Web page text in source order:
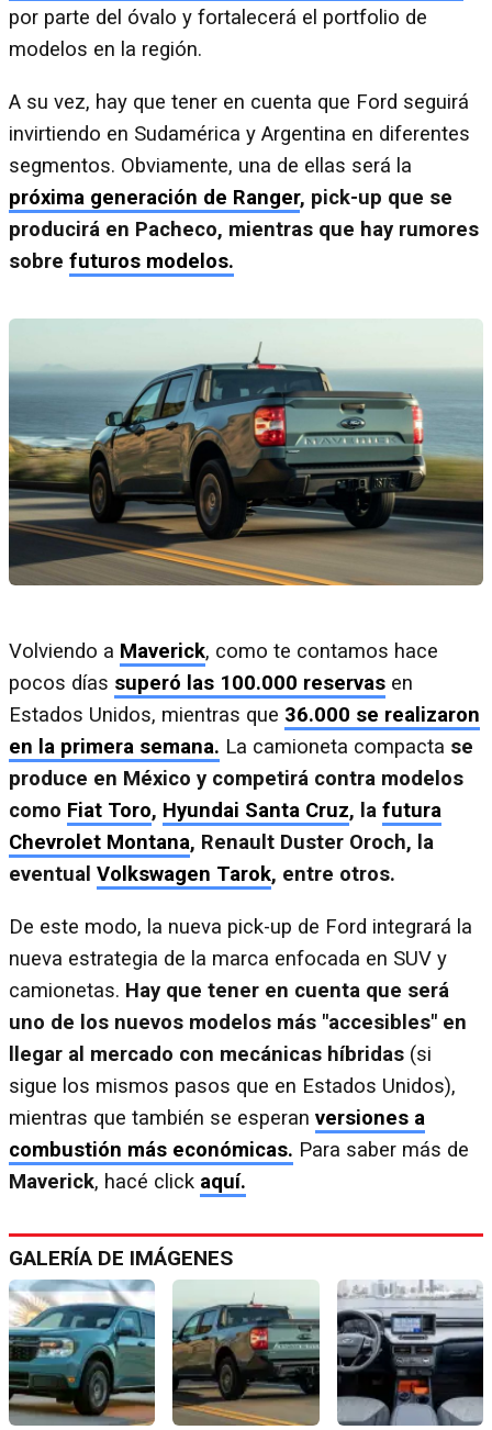
por parte del óvalo y fortalecerá el portfolio de
modelos en la región.
A su vez, hay que tener en cuenta que Ford seguirá
invirtiendo en Sudamérica y Argentina en diferentes
segmentos. Obviamente, una de ellas será la
próxima generación de Ranger, pick-up que se
producirá en Pacheco, mientras que hay rumores
sobre futuros modelos.
Volviendo a Maverick, como te contamos hace
pocos días superó las 100.000 reservas en
Estados Unidos, mientras que 36.000 se realizaron
en la primera semana. La camioneta compacta se
produce en México y competirá contra modelos
como Fiat Toro, Hyundai Santa Cruz, la futura
Chevrolet Montana, Renault Duster Oroch, la
eventual Volkswagen Tarok, entre otros.
De este modo, la nueva pick-up de Ford integrará la
nueva estrategia de la marca enfocada en SUV y
camionetas. Hay que tener en cuenta que será
uno de los nuevos modelos más "accesibles" en
llegar al mercado con mecánicas híbridas (si
sigue los mismos pasos que en Estados Unidos),
mientras que también se esperan versiones a
combustión más económicas. Para saber más de
Maverick, hacé click aquí.
GALERÍA DE IMÁGENES